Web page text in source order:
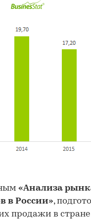
«Анализа
в России»,
продажи в